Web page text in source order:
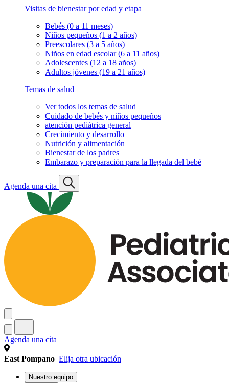
Visitas de bienestar por edad y etapa
Bebés (0 a 11 meses)
Niños pequeños (1 a 2 años)
Preescolares (3 a 5 años)
Niños en edad escolar (6 a 11 años)
Adolescentes (12 a 18 años)
Adultos jóvenes (19 a 21 años)
Temas de salud
Ver todos los temas de salud
Cuidado de bebés y niños pequeños
atención pediátrica general
Crecimiento y desarrollo
Nutrición y alimentación
Bienestar de los padres
Embarazo y preparación para la llegada del bebé
Agenda una cita
Agenda una cita
East Pompano Elija otra ubicación
Nuestro equipo